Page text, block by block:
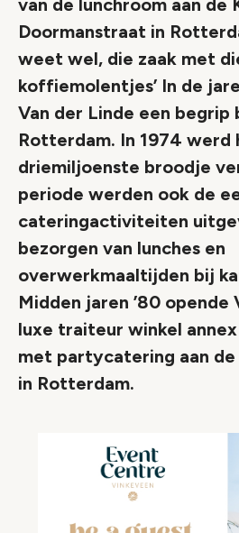
van de lunchroom aan de
Doormanstraat in
weet wel, die zaak met
koffiemolentjes’ In de
Van der Linde een begrip
Rotterdam. In 1974 werd
driemiljoenste broodje
periode werden ook de
cateringactiviteiten
bezorgen van lunches en
overwerkmaaltijden bij
Midden jaren ’80 opende
luxe traiteur winkel
met partycatering aan de
in Rotterdam.